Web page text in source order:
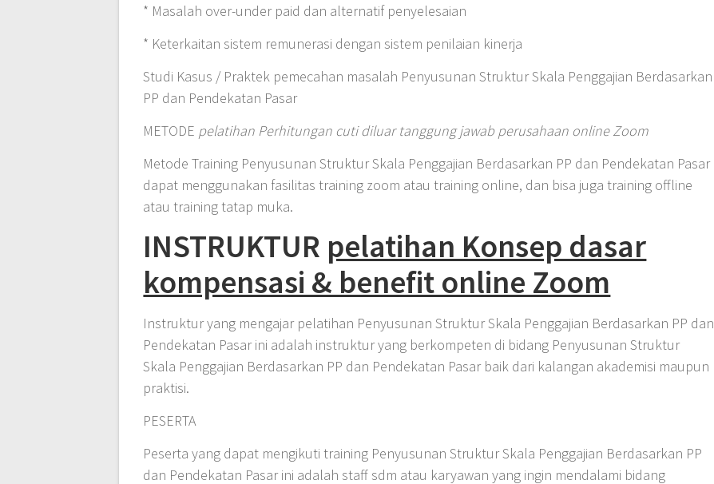
* Masalah over-under paid dan alternatif penyelesaian
* Keterkaitan sistem remunerasi dengan sistem penilaian kinerja
Studi Kasus / Praktek pemecahan masalah Penyusunan Struktur Skala Penggajian Berdasarkan
PP dan Pendekatan Pasar
METODE pelatihan Perhitungan cuti diluar tanggung jawab perusahaan online Zoom
Metode Training Penyusunan Struktur Skala Penggajian Berdasarkan PP dan Pendekatan Pasar
dapat menggunakan fasilitas training zoom atau training online, dan bisa juga training offline
atau training tatap muka.
INSTRUKTUR pelatihan Konsep dasar
kompensasi & benefit online Zoom
Instruktur yang mengajar pelatihan Penyusunan Struktur Skala Penggajian Berdasarkan PP dan
Pendekatan Pasar ini adalah instruktur yang berkompeten di bidang Penyusunan Struktur
Skala Penggajian Berdasarkan PP dan Pendekatan Pasar baik dari kalangan akademisi maupun
praktisi.
PESERTA
Peserta yang dapat mengikuti training Penyusunan Struktur Skala Penggajian Berdasarkan PP
dan Pendekatan Pasar ini adalah staff sdm atau karyawan yang ingin mendalami bidang